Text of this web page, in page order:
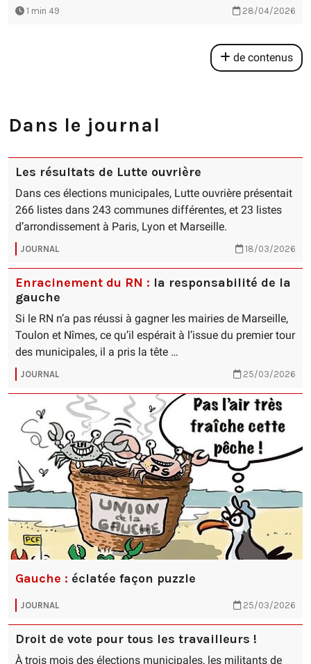
1 min 49 28/04/2026
de contenus
Dans le journal
Les résultats de Lutte ouvrière
Dans ces élections municipales, Lutte ouvrière présentait
266 listes dans 243 communes différentes, et 23 listes
d’arrondissement à Paris, Lyon et Marseille.
JOURNAL 18/03/2026
Enracinement du RN : la responsabilité de la
gauche
Si le RN n’a pas réussi à gagner les mairies de Marseille,
Toulon et Nîmes, ce qu’il espérait à l’issue du premier tour
des municipales, il a pris la tête …
JOURNAL 25/03/2026
Gauche : éclatée façon puzzle
JOURNAL 25/03/2026
Droit de vote pour tous les travailleurs !
À trois mois des élections municipales, les militants de